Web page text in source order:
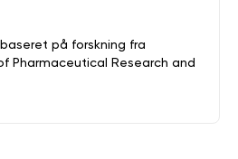
på forskning fra
Pharmaceutical Research and